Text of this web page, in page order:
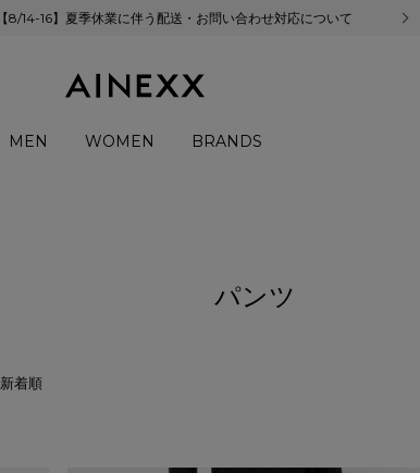
【8/14-16】夏季休業に伴う配送・お問い合わせ対応について
MEN WOMEN BRANDS
パンツ
新着順